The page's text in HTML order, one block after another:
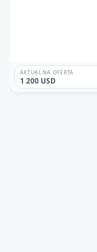
AKTUALNA OFERTA
1 200 USD